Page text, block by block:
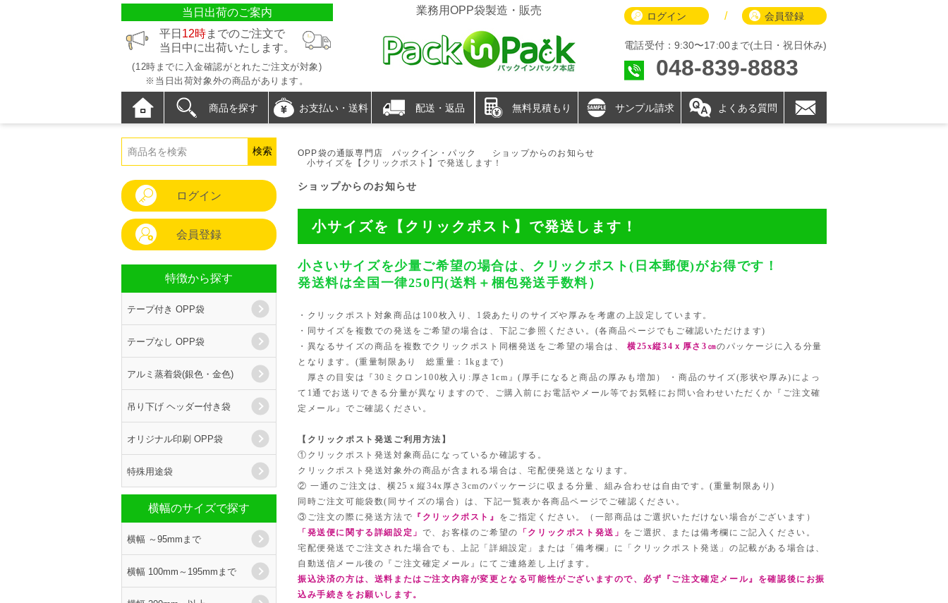
当日出荷のご案内
平日 12時までのご注文で
当日中に出荷いたします。
(12時までに入金確認がとれたご注文が対象)
※当日出荷対象外の商品があります。
業務用OPP袋製造・販売 ログイン / 会員登録
電話受付：9:30〜17:00まで(土日・祝日休み)
048-839-8883
商品を探す お支払い・送料 配送・返品 無料見積もり サンプル請求 よくある質問
OPP袋の通販専門店 パックイン・パック
ショップからのお知らせ
小サイズを【クリックポスト】で発送します！
ショップからのお知らせ
小サイズを【クリックポスト】で発送します！
小さいサイズを少量ご希望の場合は、クリックポスト(日本郵便)がお得です！
発送料は全国一律250円(送料＋梱包発送手数料）
・クリックポスト対象商品は100枚入り、1袋あたりのサイズや厚みを考慮の上設定しています。
・同サイズを複数での発送をご希望の場合は、下記ご参照ください。(各商品ページでもご確認いただけます)
・異なるサイズの商品を複数でクリックポスト同梱発送をご希望の場合は、横25x縦34ｘ厚さ3㎝のパッケージに入る分量
となります。(重量制限あり 総重量：1kgまで)
厚さの目安は『30ミクロン100枚入り:厚さ1cm』(厚手になると商品の厚みも増加） ・商品のサイズ(形状や厚み)によっ
て1通でお送りできる分量が異なりますので、ご購入前にお電話やメール等でお気軽にお問い合わせいただくか『ご注文確
定メール』でご確認ください。
【クリックポスト発送ご利用方法】
①クリックポスト発送対象商品になっているか確認する。
クリックポスト発送対象外の商品が含まれる場合は、宅配便発送となります。
② 一通のご注文は、横25ｘ縦34x厚さ3cmのパッケージに収まる分量、組み合わせは自由です。(重量制限あり)
同時ご注文可能袋数(同サイズの場合）は、下記一覧表か各商品ページでご確認ください。
③ご注文の際に発送方法で 『クリックポスト』 をご指定ください。（一部商品はご選択いただけない場合がございます）
「発送便に関する詳細設定」 で、お客様のご希望の 「クリックポスト発送」 をご選択、または備考欄にご記入ください。
宅配便発送でご注文された場合でも、上記「詳細設定」または「備考欄」に「クリックポスト発送」の記載がある場合は、
自動送信メール後の『ご注文確定メール』にてご連絡差し上げます。
振込決済の方は、送料またはご注文内容が変更となる可能性がございますので、必ず『ご注文確定メール』を確認後にお振
込み手続きをお願いします。
ログイン
会員登録
特徴から探す
テープ付き OPP袋
テープなし OPP袋
アルミ蒸着袋(銀色・金色)
吊り下げ ヘッダー付き袋
オリジナル印刷 OPP袋
特殊用途袋
横幅のサイズで探す
横幅 ～95mmまで
横幅 100mm～195mmまで